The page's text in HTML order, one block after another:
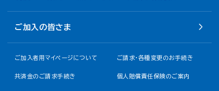
ご加入の皆さま
ご加入者用マイページについて ご請求・各種変更のお手続き
共済金のご請求手続き 個人賠償責任保険のご案内